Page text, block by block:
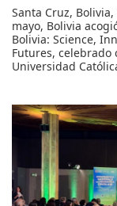
Santa Cruz,
mayo, Bolivia
Bolivia: Science,
Futures, celebrado
Universidad